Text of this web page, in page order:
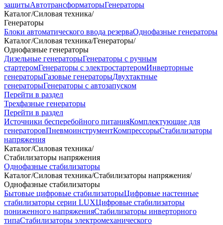
защитыАвтотрансформаторыГенераторы
Каталог/Силовая техника/
Генераторы
Блоки автоматического ввода резерваОднофазные генераторы
Каталог/Силовая техника/Генераторы/
Однофазные генераторы
Дизельные генераторыГенераторы с ручным
стартеромГенераторы с электростартеромИнверторные
генераторыГазовые генераторыДвухтактные
генераторыГенераторы с автозапуском
Перейти в раздел
Трехфазные генераторы
Перейти в раздел
Источники бесперебойного питанияКомплектующие для
генераторовПневмоинструментКомпрессорыСтабилизаторы
напряжения
Каталог/Силовая техника/
Стабилизаторы напряжения
Однофазные стабилизаторы
Каталог/Силовая техника/Стабилизаторы напряжения/
Однофазные стабилизаторы
Бытовые цифровые стабилизаторыЦифровые настенные
стабилизаторы серии LUXЦифровые стабилизаторы
пониженного напряженияСтабилизаторы инверторного
типаСтабилизаторы электромеханического